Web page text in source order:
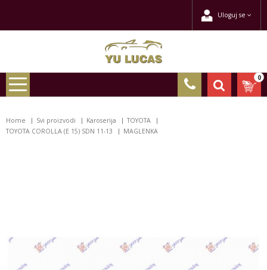
Uloguj se
0
Home Svi proizvodi Karoserija
TOYOTA
TOYOTA COROLLA (E 15) SDN 11-13
MAGLENKA